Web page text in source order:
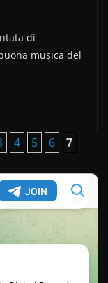
di
musica del
4 5 6 7